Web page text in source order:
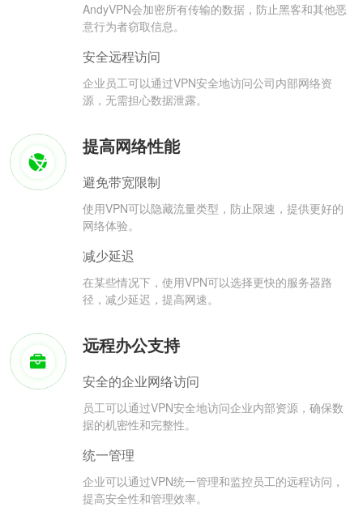
AndyVPN会加密所有传输的数据，防止黑客和其他恶
意行为者窃取信息。
安全远程访问
企业员工可以通过VPN安全地访问公司内部网络资
源，无需担心数据泄露。
提高网络性能
避免带宽限制
使用VPN可以隐藏流量类型，防止限速，提供更好的
网络体验。
减少延迟
在某些情况下，使用VPN可以选择更快的服务器路
径，减少延迟，提高网速。
远程办公支持
安全的企业网络访问
员工可以通过VPN安全地访问企业内部资源，确保数
据的机密性和完整性。
统一管理
企业可以通过VPN统一管理和监控员工的远程访问，
提高安全性和管理效率。